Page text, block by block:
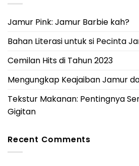
Jamur Pink: Jamur Barbie kah?
Bahan Literasi untuk si Pecinta
Cemilan Hits di Tahun 2023
Mengungkap Keajaiban Jamur
Tekstur Makanan: Pentingnya
Gigitan
Recent Comments